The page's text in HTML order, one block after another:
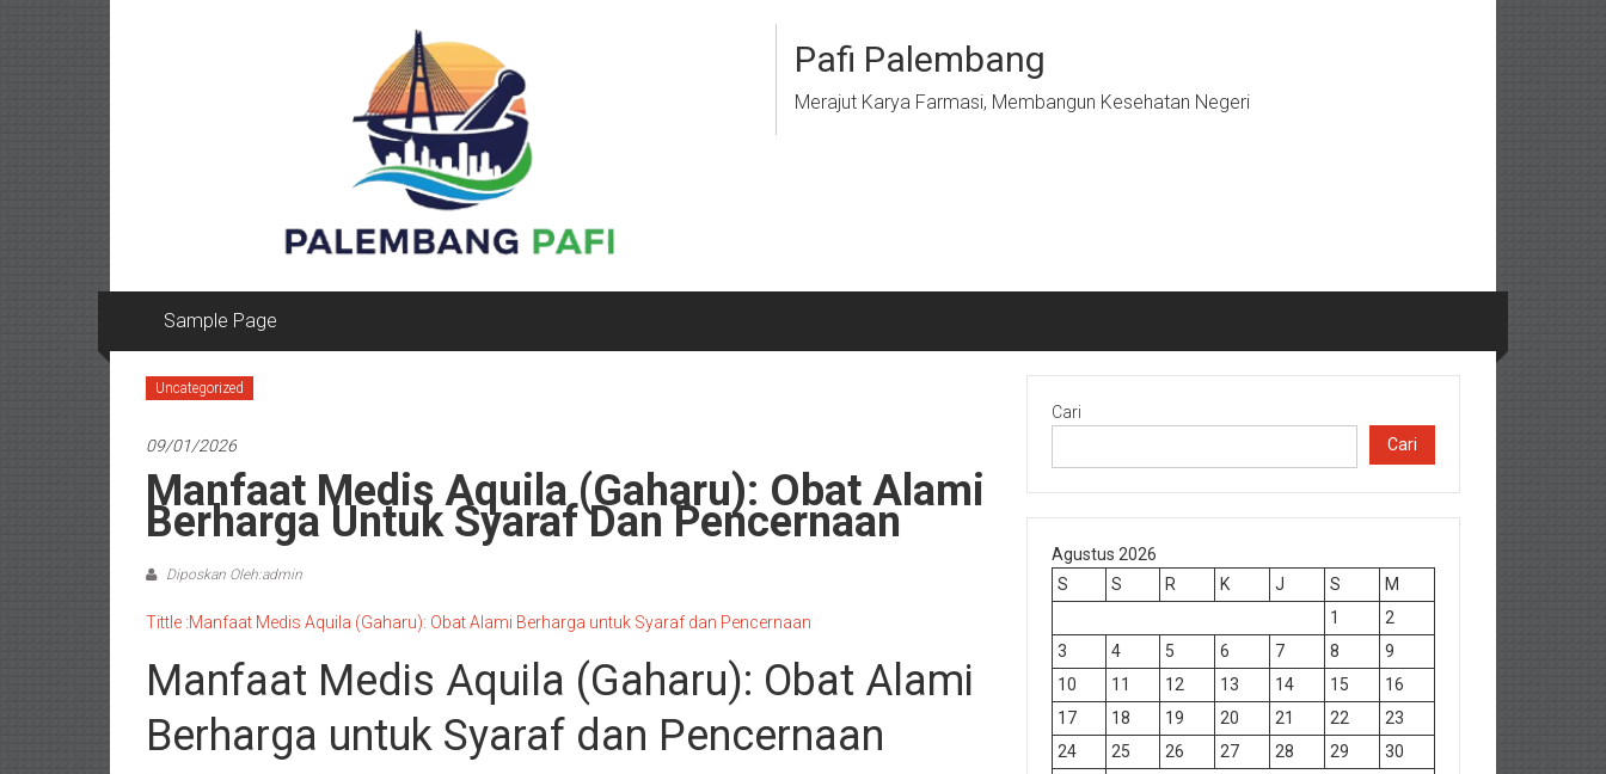
Pafi Palembang
Merajut Karya Farmasi, Membangun Kesehatan Negeri
Sample Page
Uncategorized
09/01/2026
Manfaat Medis Aquila (Gaharu): Obat Alami
Berharga Untuk Syaraf Dan Pencernaan
Diposkan Oleh:admin
Tittle :Manfaat Medis Aquila (Gaharu): Obat Alami Berharga untuk Syaraf dan Pencernaan
Manfaat Medis Aquila (Gaharu): Obat Alami
Berharga untuk Syaraf dan Pencernaan
Cari
Cari
Agustus 2026
S
S R K J S
M
1
2
3
4 5 6 7 8
9
10
11 12 13 14 15
16
17
18 19 20 21 22
23
24
25 26 27 28 29
30